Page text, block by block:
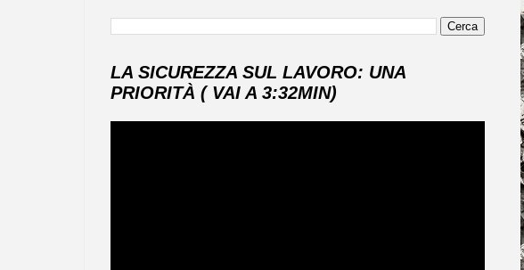
LA SICUREZZA SUL LAVORO: UNA
PRIORITÀ ( VAI A 3:32MIN)